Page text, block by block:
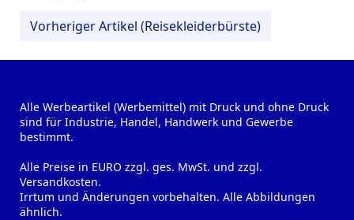
Vorheriger Artikel (Reisekleiderbürste)
Alle Werbeartikel (Werbemittel) mit Druck und ohne Druck
sind für Industrie, Handel, Handwerk und Gewerbe
bestimmt.
Alle Preise in EURO zzgl. ges. MwSt. und zzgl.
Versandkosten.
Irrtum und Änderungen vorbehalten. Alle Abbildungen
ähnlich.